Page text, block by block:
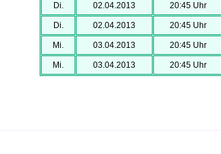
Di. 02.04.2013 20:45 Uhr
Di. 02.04.2013 20:45 Uhr
Mi. 03.04.2013 20:45 Uhr
Mi. 03.04.2013 20:45 Uhr